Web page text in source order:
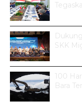
SKK
100
Bara